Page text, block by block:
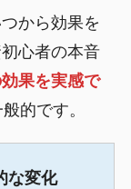
から効果を
心者の本音
果を実感で
的です。
な変化